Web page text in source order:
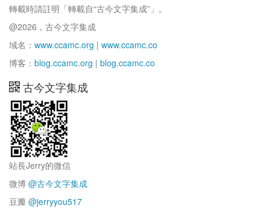
轉載時請註明「轉載自“古今文字集成”」。
@2026，古今文字集成
域名： www.ccamc.org | www.ccamc.co
博客： blog.ccamc.org | blog.ccamc.co
古今文字集成
站長Jerry的微信
微博 @古今文字集成
豆瓣 @jerryyou517